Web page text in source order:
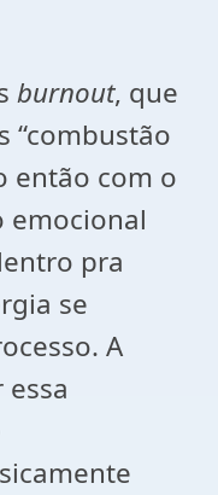
burnout, que
“combustão
então com o
emocional
pra
se
A